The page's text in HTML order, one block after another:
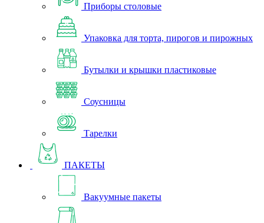
Приборы столовые
Упаковка для торта, пирогов и пирожных
Бутылки и крышки пластиковые
Соусницы
Тарелки
ПАКЕТЫ
Вакуумные пакеты